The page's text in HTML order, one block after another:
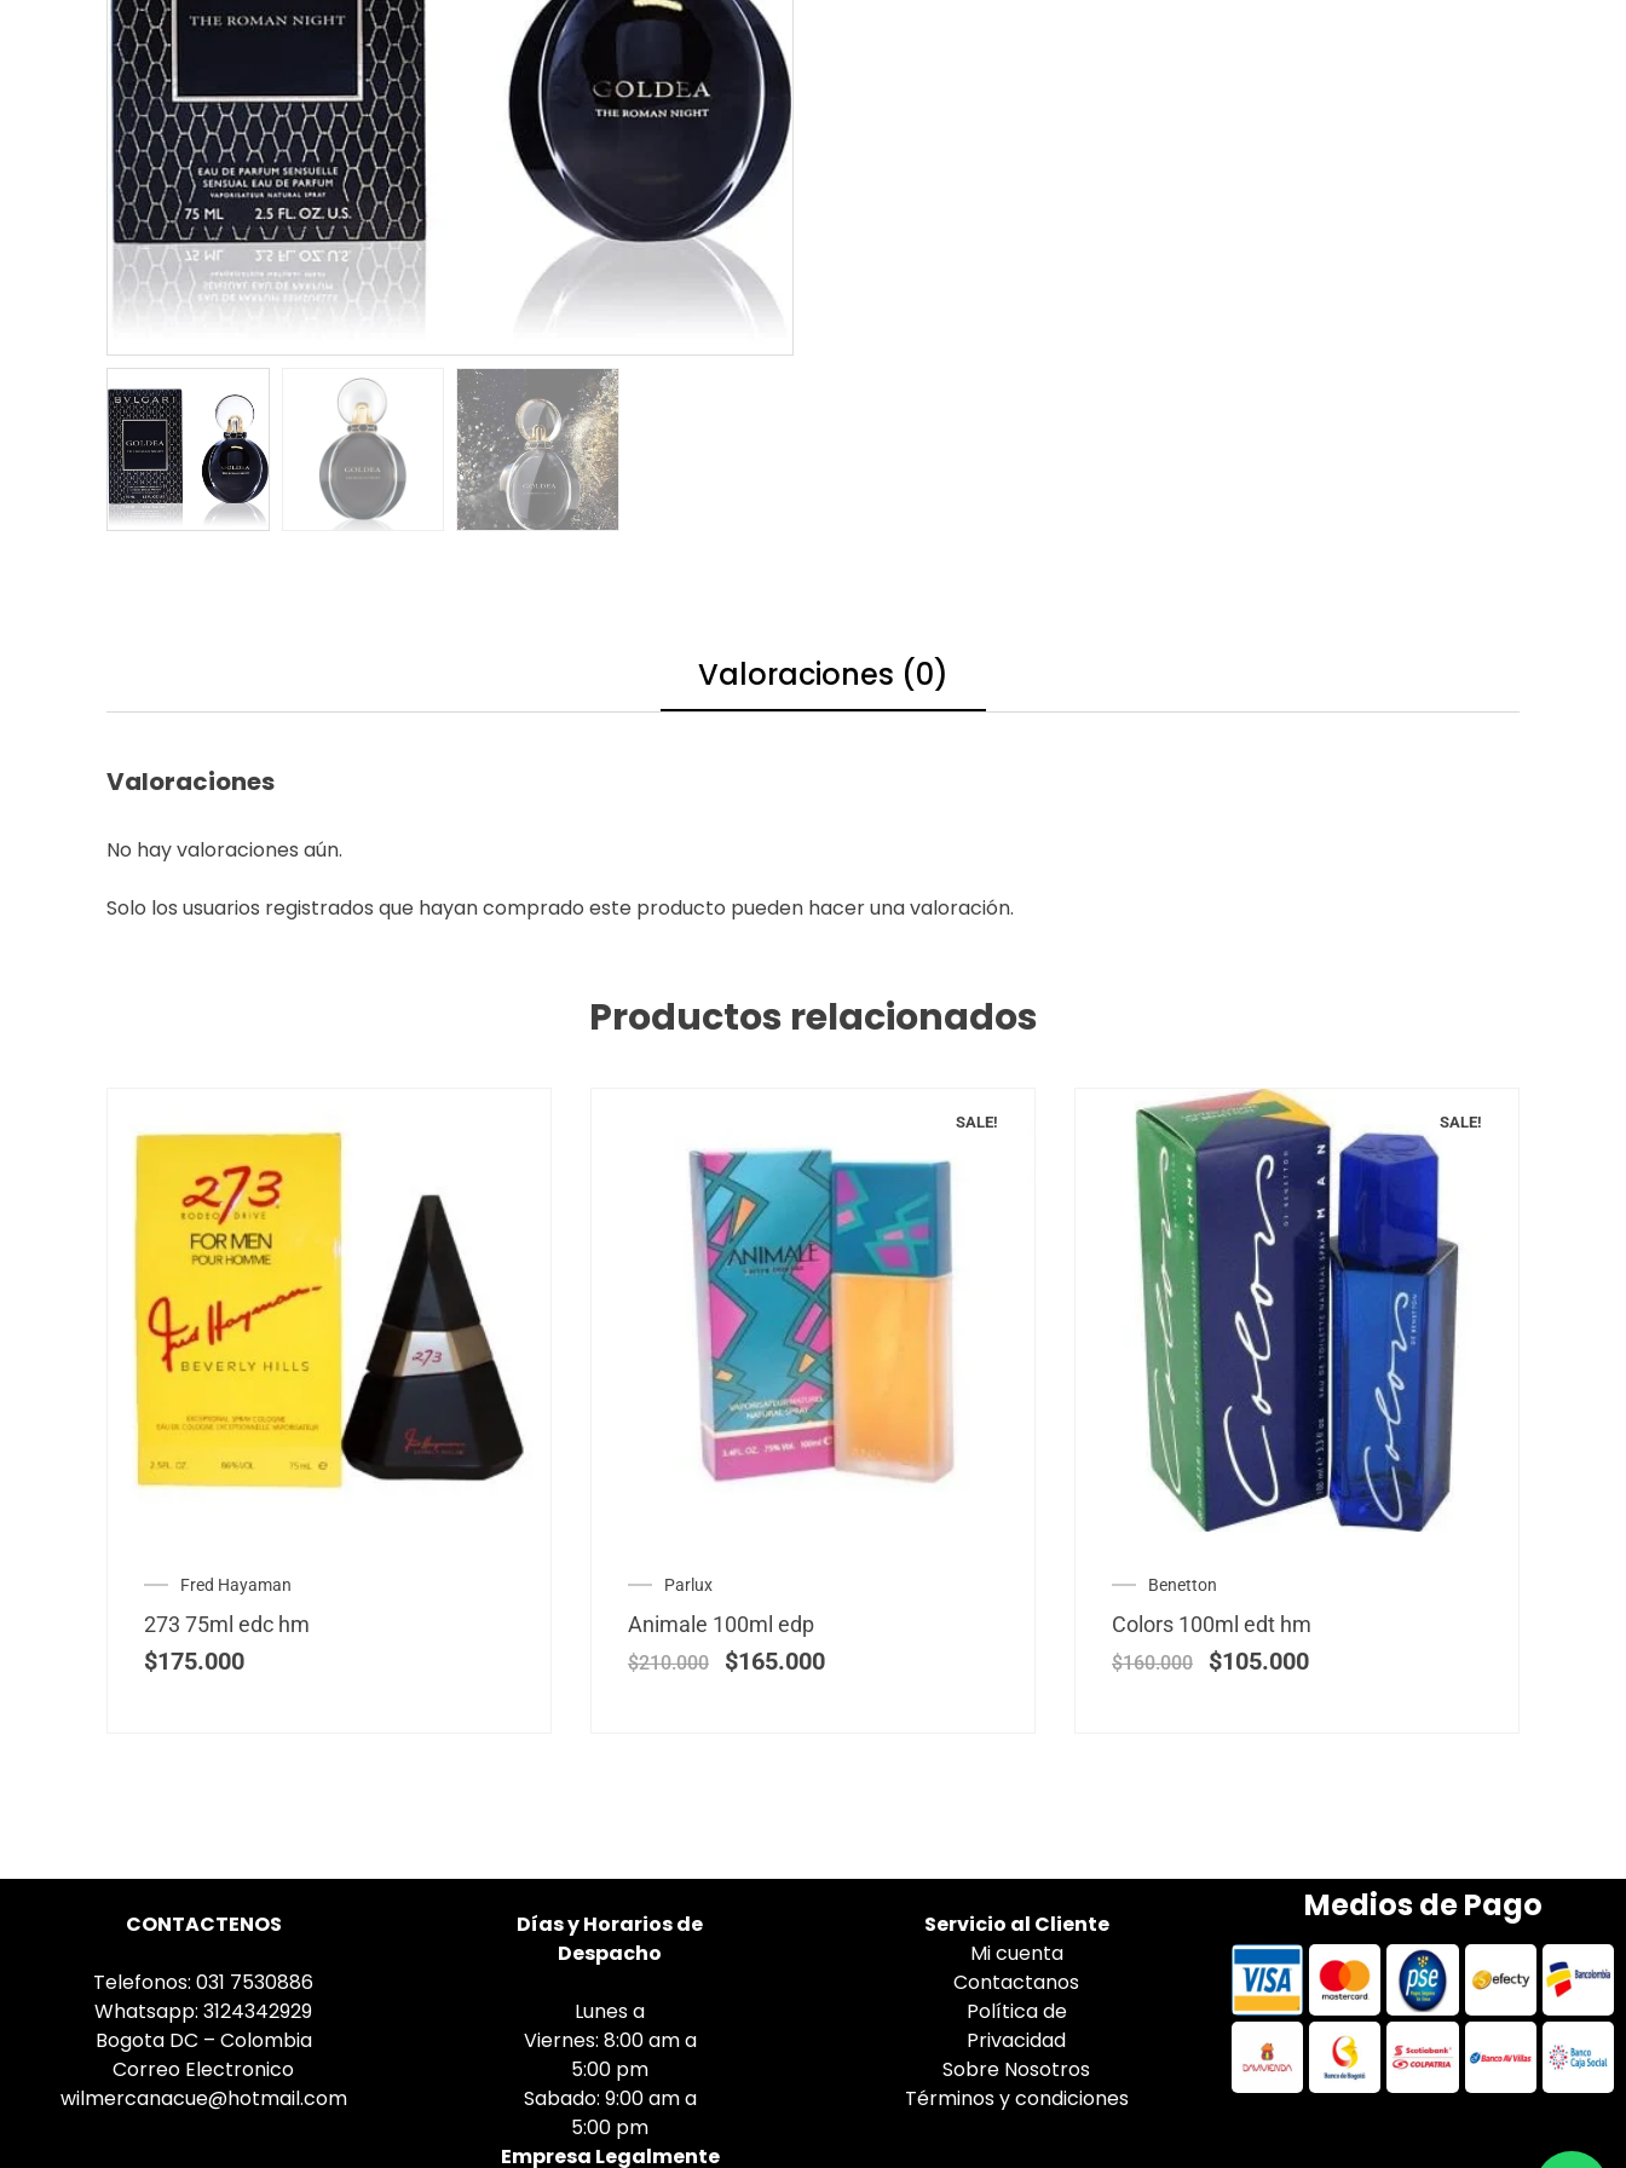
Valoraciones (0)
Valoraciones
No hay valoraciones aún.
Solo los usuarios registrados que hayan comprado este producto pueden hacer una valoración.
Productos relacionados
Fred Hayaman
273 75ml edc hm
$175.000
SALE!
Parlux
Animale 100ml edp
$210.000 $165.000
SALE!
Benetton
Colors 100ml edt hm
$160.000 $105.000
CONTACTENOS
Telefonos: 031 7530886
Whatsapp: 3124342929
Bogota DC – Colombia
Correo Electronico
wilmercanacue@hotmail.com
Díasy Horarios de
Despacho
Lunes a
Viernes: 8:00 am a
5:00 pm
Sabado: 9:00 am a
5:00 pm
Empresa Legalmente
Servicio al Cliente
Mi cuenta
Contactanos
Política de
Privacidad
Sobre Nosotros
Términos y condiciones
Medios de Pago